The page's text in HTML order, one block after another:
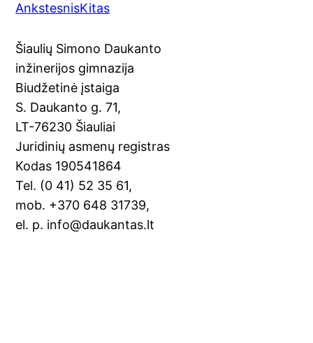
c
e
b
o
o
k
o
gl
e
Tr
a
n
sl
at
e
er
e
st
l
AnkstesnisKitas
Šiaulių Simono Daukanto
inžinerijos gimnazija
Biudžetinė įstaiga
S. Daukanto g. 71,
LT-76230 Šiauliai
Juridinių asmenų registras
Kodas 190541864
Tel. (0 41) 52 35 61,
mob. +370 648 31739,
el. p. info@daukantas.lt